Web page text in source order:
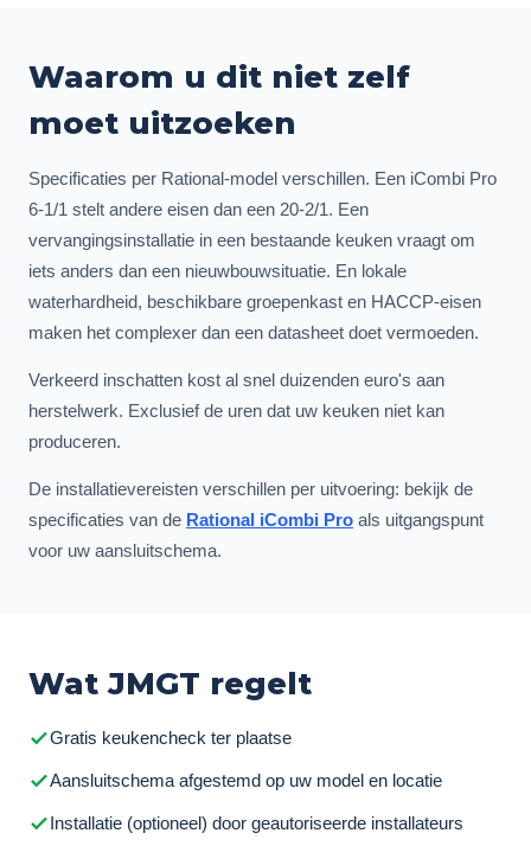
Waarom u dit niet zelf
moet uitzoeken
Specificaties per Rational-model verschillen. Een iCombi Pro
6-1/1 stelt andere eisen dan een 20-2/1. Een
vervangingsinstallatie in een bestaande keuken vraagt om
iets anders dan een nieuwbouwsituatie. En lokale
waterhardheid, beschikbare groepenkast en HACCP-eisen
maken het complexer dan een datasheet doet vermoeden.
Verkeerd inschatten kost al snel duizenden euro's aan
herstelwerk. Exclusief de uren dat uw keuken niet kan
produceren.
De installatievereisten verschillen per uitvoering: bekijk de
specificaties van de Rational iCombi Pro als uitgangspunt
voor uw aansluitschema.
Wat JMGT regelt
Gratis keukencheck ter plaatse
Aansluitschema afgestemd op uw model en locatie
Installatie (optioneel) door geautoriseerde installateurs